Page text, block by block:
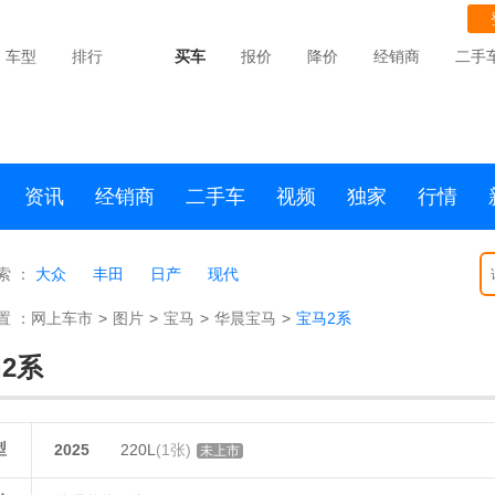
车型 排行 买车 报价 降价 经销商 二手
资讯 经销商 二手车 视频 独家 行情
： 大众 丰田 日产 现代
： 网上车市 > 图片 > 宝马 > 华晨宝马 > 宝马2系
系
2025 220L (1张) 未上市